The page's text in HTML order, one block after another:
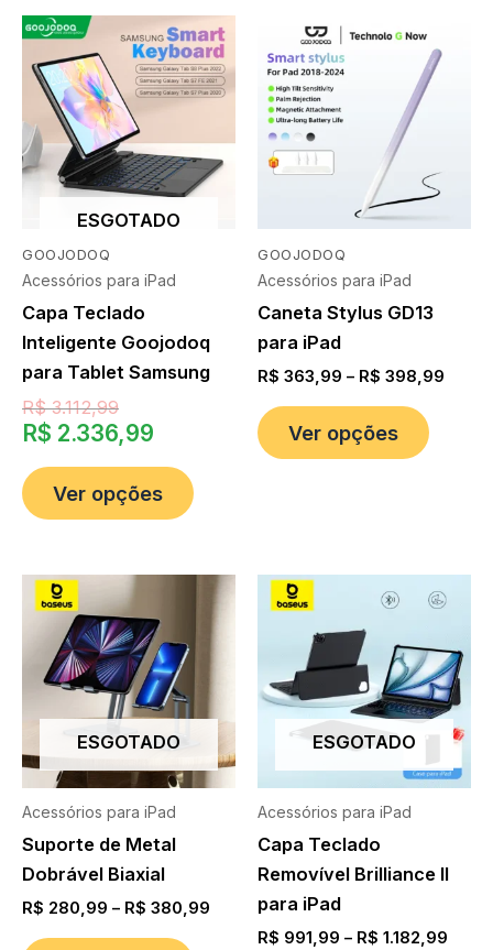
GOOJODOQ
ESGOTADO
Acessórios para iPad
Capa Teclado
Inteligente Goojodoq
para Tablet Samsung
R$3.112,99
R$ 2.336,99
Ver opções
GOOJODOQ
Acessórios para iPad
Caneta Stylus GD13
para iPad
R$ 363,99 – R$ 398,99
Ver opções
ESGOTADO
Acessórios para iPad
Suporte de Metal
Dobrável Biaxial
R$ 280,99 – R$ 380,99
ESGOTADO
Acessórios para iPad
Capa Teclado
Removível Brilliance II
para iPad
R$ 991,99 – R$ 1.182,99